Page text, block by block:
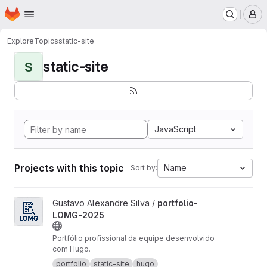
Skip to main content
Homepage
ExploreTopicsstatic-site
S static-site
JavaScript
Projects with this topic Sort by: Name
View portfolio-LOMG-2025 project
Gustavo Alexandre Silva / portfolio-
LOMG-2025
Portfólio profissional da equipe desenvolvido
com Hugo.
portfolio
static-site hugo